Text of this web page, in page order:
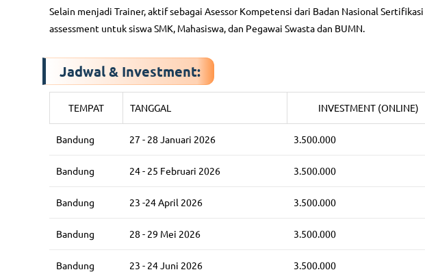
Selain menjadi Trainer, aktif sebagai Asessor Kompetensi dari Badan Nasional
assessment untuk siswa SMK, Mahasiswa, dan Pegawai Swasta dan BUMN.
Jadwal & Investment:
TEMPAT TANGGAL INVESTMENT (ONLINE)
Bandung 27 - 28 Januari 2026 3.500.000
Bandung 24 - 25 Februari 2026 3.500.000
Bandung 23 -24 April 2026 3.500.000
Bandung 28 - 29 Mei 2026 3.500.000
Bandung 23 - 24 Juni 2026 3.500.000